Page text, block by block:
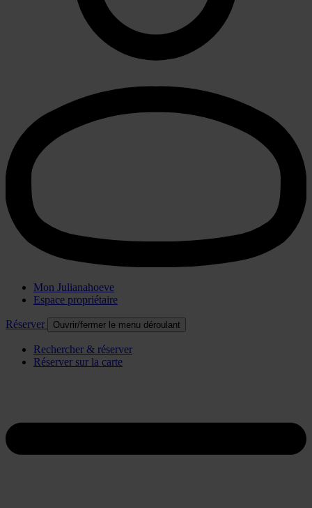
Mon Julianahoeve
Espace propriétaire
Réserver Ouvrir/fermer le menu déroulant
Rechercher & réserver
Réserver sur la carte